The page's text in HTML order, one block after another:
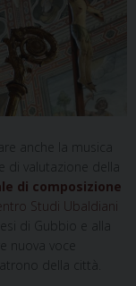
anche la musica
di valutazione della
di composizione
Studi Ubaldiani
di Gubbio e alla
nuova voce
della città.